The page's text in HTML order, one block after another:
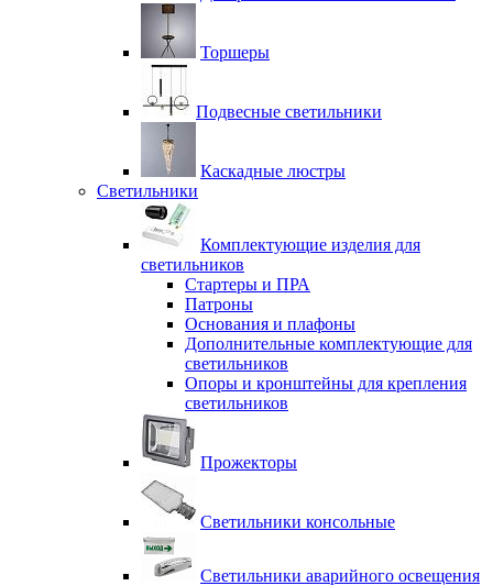
Торшеры
Подвесные светильники
Каскадные люстры
Светильники
Комплектующие изделия для
светильников
Стартеры и ПРА
Патроны
Основания и плафоны
Дополнительные комплектующие для
светильников
Опоры и кронштейны для крепления
светильников
Прожекторы
Светильники консольные
Светильники аварийного освещения